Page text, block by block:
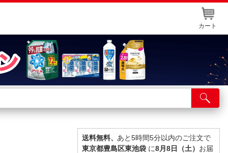
カート
舗サービス
ト取り置き
送料無料、 あと5時間5分以内のご注文で
東京都豊島区東池袋 に8月8日（土） お届